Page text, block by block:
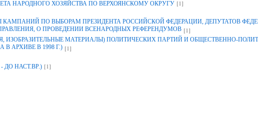
НАРОДНОГО ХОЗЯЙСТВА ПО ВЕРХОЯНСКОМУ ОКРУГУ [1]
ПО ВЫБОРАМ ПРЕЗИДЕНТА РОССИЙСКОЙ ФЕДЕРАЦИИ, ДЕПУТАТОВ
О ПРОВЕДЕНИИ ВСЕНАРОДНЫХ РЕФЕРЕНДУМОВ [1]
ИЗОБРАЗИТЕЛЬНЫЕ МАТЕРИАЛЫ) ПОЛИТИЧЕСКИХ ПАРТИЙ И ОБЩЕСТВЕННО-
АРХИВЕ В 1998 Г.) [1]
ДО НАСТ.ВР.) [1]